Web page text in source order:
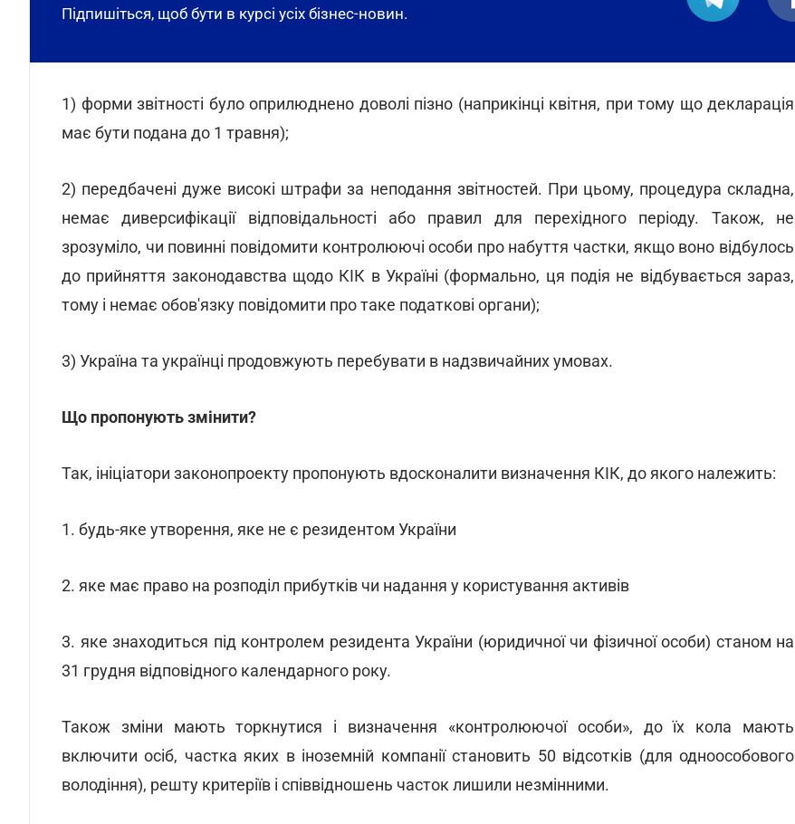
Підпишіться, щоб бути в курсі усіх бізнес-новин.
1) форми звітності було оприлюднено доволі пізно (наприкінці квітня, при тому що декларація
має бути подана до 1 травня);
2) передбачені дуже високі штрафи за неподання звітностей. При цьому, процедура складна,
немає диверсифікації відповідальності або правил для перехідного періоду. Також, не
зрозуміло, чи повинні повідомити контролюючі особи про набуття частки, якщо воно відбулось
до прийняття законодавства щодо КІК в Україні (формально, ця подія не відбувається зараз,
тому і немає обов'язку повідомити про таке податкові органи);
3) Україна та українці продовжують перебувати в надзвичайних умовах.
Що пропонують змінити?
Так, ініціатори законопроекту пропонують вдосконалити визначення КІК, до якого належить:
1. будь-яке утворення, яке не є резидентом України
2. яке має право на розподіл прибутків чи надання у користування активів
3. яке знаходиться під контролем резидента України (юридичної чи фізичної особи) станом на
31 грудня відповідного календарного року.
Також зміни мають торкнутися і визначення «контролюючої особи», до їх кола мають
включити осіб, частка яких в іноземній компанії становить 50 відсотків (для одноособового
володіння), решту критеріїв і співвідношень часток лишили незмінними.